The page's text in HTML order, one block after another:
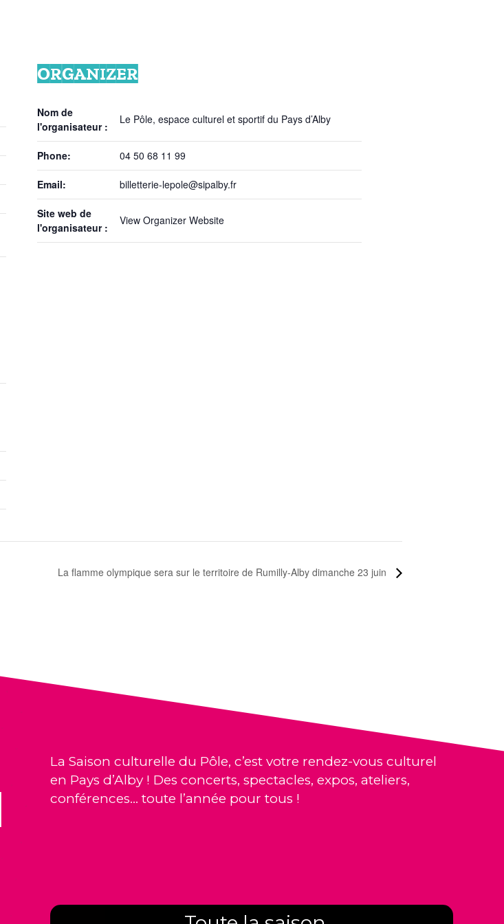
ORGANIZER
Nom de
l'organisateur :
Le Pôle, espace culturel et sportif du Pays d’Alby
Phone: 04 50 68 11 99
Email: billetterie-lepole@sipalby.fr
Site web de
l'organisateur :
View Organizer Website
La flamme olympique sera sur le territoire de Rumilly-Alby dimanche 23 juin
La Saison culturelle du Pôle, c’est votre rendez-vous culturel
en Pays d’Alby ! Des concerts, spectacles, expos, ateliers,
conférences… toute l’année pour tous !